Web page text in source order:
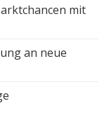
mit
an neue